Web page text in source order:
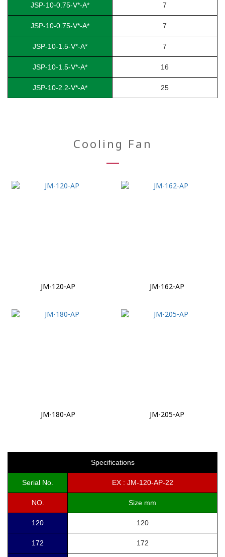
JSP-10-0.75-V*-A* 7
JSP-10-0.75-V*-A* 7
JSP-10-1.5-V*-A* 7
JSP-10-1.5-V*-A* 16
JSP-10-2.2-V*-A* 25
Cooling Fan
JM-120-AP JM-162-AP
JM-180-AP JM-205-AP
Specifications
Serial No. EX : JM-120-AP-22
NO. Size mm
120 120
172 172